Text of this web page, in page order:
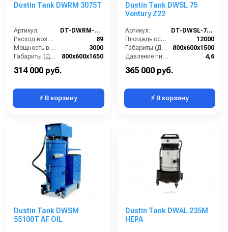
Dustin Tank DWRM 3075T
Артикул:
DT-DWRM-3075T
Расход воздуха (л/сек):
89
Мощность всасывающих турбин (Вт):
3000
Габариты (ДхШхВ):
800х600х1650
314 000 руб.
⚡ В корзину
Dustin Tank DWSL 75
Ventury Z22
Артикул:
DT-DWSL-75-Ventury-Z22
Площадь основного фильтра (см2):
12000
Габариты (ДхШхВ):
800х600х1500
Давление пневмосети (бар):
4,6
365 000 руб.
⚡ В корзину
Dustin Tank DWSM
55100T AF OIL
Dustin Tank DWAL 235M
HEPA